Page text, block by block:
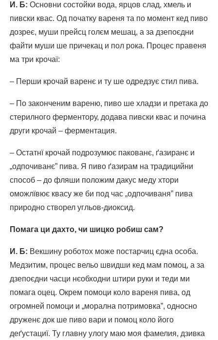
И. Б: Основни состойки вода, ярцов слад, хмель и
пивски квас. Од початку вареня та по момент кед пиво
дозреє, муши прейсц голєм мешац, а за дзепоєдни
файти муши ше причекац и пол рока. Процес правеня
ма три крочаї:
– Перши крочай варенє и ту ше одредзує стил пива.
– По законченим вареню, пиво ше хладзи и претака до
стерилного ферментору, додава пивски квас и почина
други крочай – ферментация.
– Остатнї крочай подрозумює пакованє, ґазиранє и
„одпочиванє” пива. Я пиво ґазирам на традицийни
способ – до фляши положим дакус меду хтори
оможлївює квасу же би под час „одпочиваня” пива
природно створел угльов-диоксид.
Помага ци дахто, чи шицко робиш сам?
И. Б: Векшину роботох може постарчиц єдна особа.
Медзитим, процес вельо швидши кед мам помоц, а за
дзепоєдни часци нєобходни штири руки и теди ми
помага оцец. Окрем помоци коло вареня пива, од
огромней помоци и „морална потримовка”, односно
друженє док ше пиво вари и помоц коло його
деґустациї. Ту главну улогу маю моя фамелия, дзивка